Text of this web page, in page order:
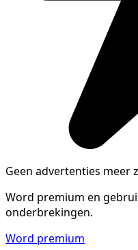
Geen advertenties meer
Word premium en
onderbrekingen.
Word premium